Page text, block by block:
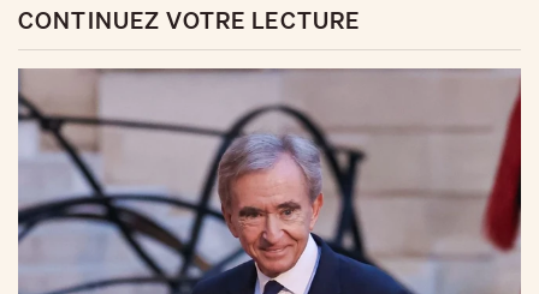
CONTINUEZ VOTRE LECTURE